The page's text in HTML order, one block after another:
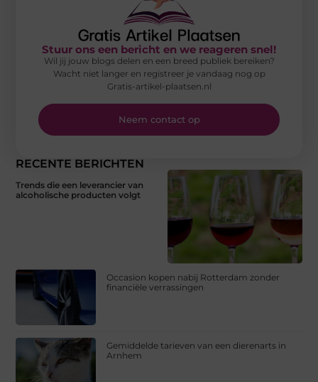
RECENTE BERICHTEN
Trends die een leverancier van
alcoholische producten volgt
Occasion kopen nabij Rotterdam zonder
financiële verrassingen
Gemiddelde tarieven van een dierenarts in
Arnhem
Stuur ons een bericht en we reageren snel!
Wil jij jouw blogs delen en een breed publiek bereiken?
Wacht niet langer en registreer je vandaag nog op
Gratis-artikel-plaatsen.nl
Neem contact op